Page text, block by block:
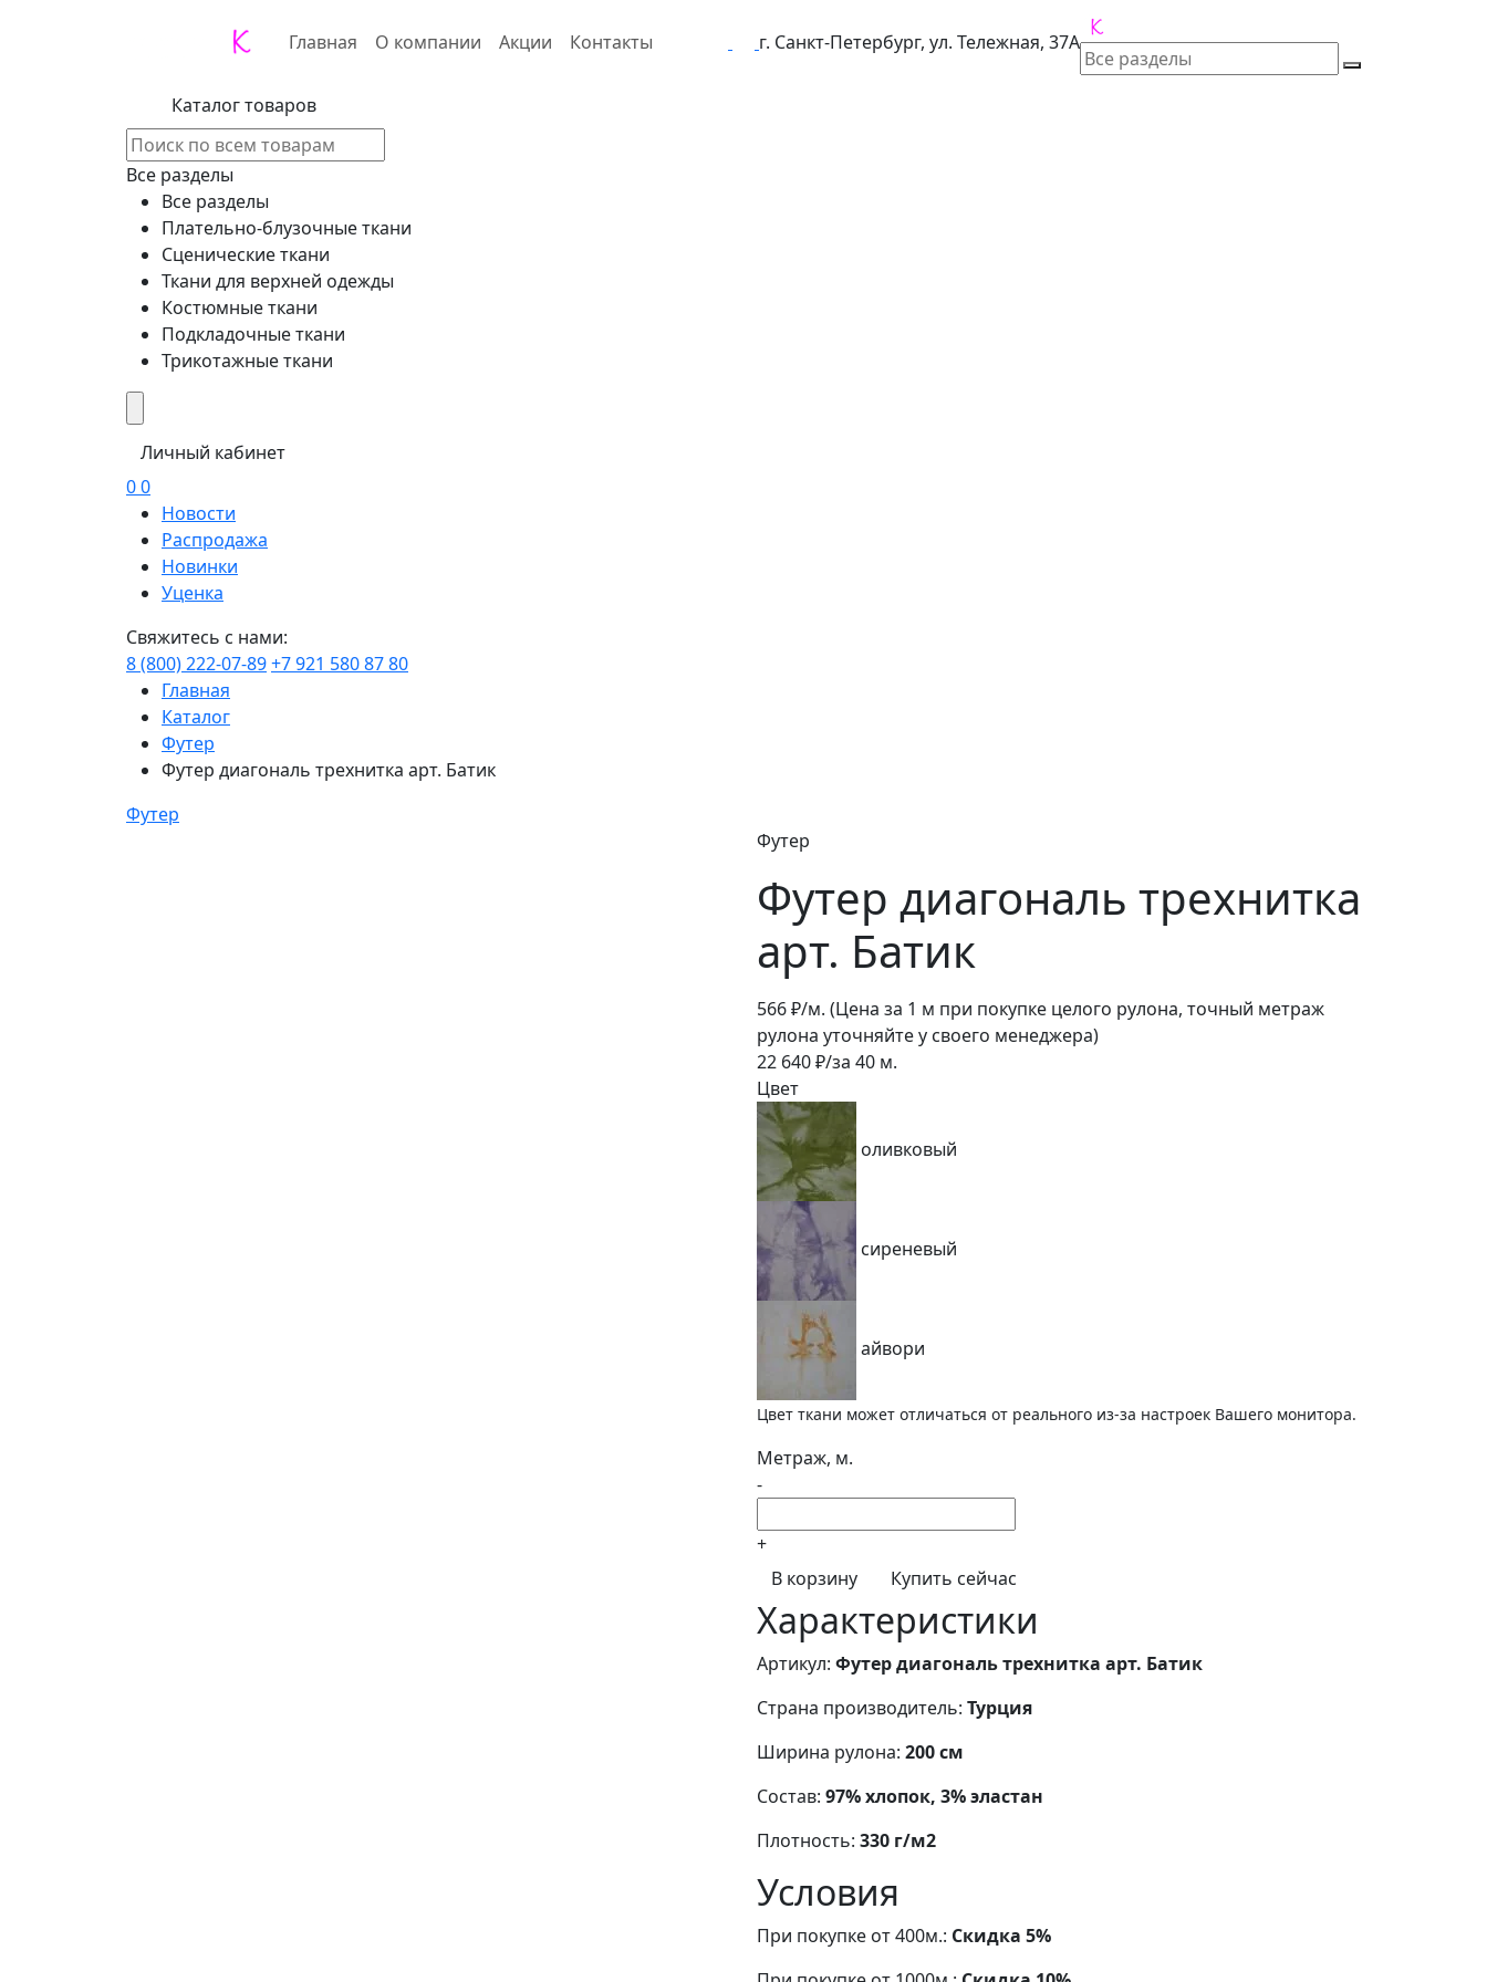
Главная О компании Акции Контакты г. Санкт-Петербург, ул. Тележная, 37А
Каталог товаров
Все разделы
Все разделы
Плательно-блузочные ткани
Сценические ткани
Ткани для верхней одежды
Костюмные ткани
Подкладочные ткани
Трикотажные ткани
Личный кабинет
00
Новости
Распродажа
Новинки
Уценка
Свяжитесь с нами:
8 (800) 222-07-89+7 921 580 87 80
Главная
Каталог
Футер
Футер диагональ трехнитка арт. Батик
Футер
Футер
Футер диагональ трехнитка
арт. Батик
566₽/м. (Цена за 1 м при покупке целого рулона, точный метраж
рулона уточняйте у своего менеджера)
22 640₽/за 40 м.
Цвет
оливковый
сиреневый
айвори
Цвет ткани может отличаться от реального из-за настроек Вашего монитора.
Метраж, м.
-
+
В корзину
Купить сейчас
Характеристики
Артикул: Футер диагональ трехнитка арт. Батик
Страна производитель: Турция
Ширина рулона: 200 см
Состав: 97% хлопок, 3% эластан
Плотность: 330 г/м2
Условия
При покупке от 400м.: Скидка 5%